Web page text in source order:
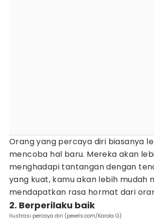
Orang yang percaya diri biasanya
mencoba hal baru. Mereka akan
menghadapi tantangan dengan
yang kuat, kamu akan lebih mudah
mendapatkan rasa hormat dari
2. Berperilaku baik
Ilustrasi percaya diri (pexels.com/Karola G)